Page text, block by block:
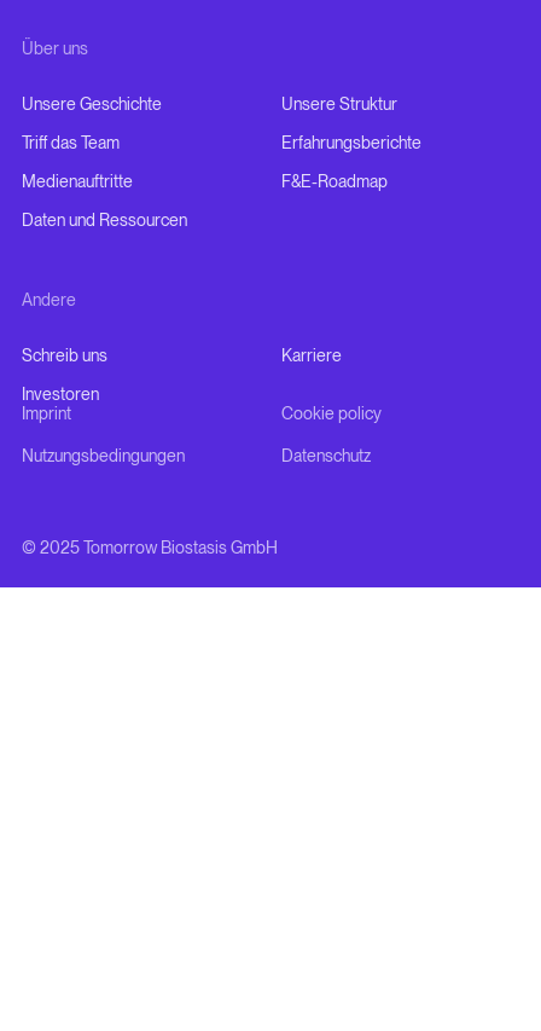
Über uns
Unsere Geschichte
Unsere Struktur
Triff das Team
Erfahrungsberichte
Medienauftritte
F&E-Roadmap
Daten und Ressourcen
Andere
Schreib uns
Karriere
Investoren
© 2025 Tomorrow Biostasis GmbH
Imprint Cookie policy
Nutzungsbedingungen Datenschutz